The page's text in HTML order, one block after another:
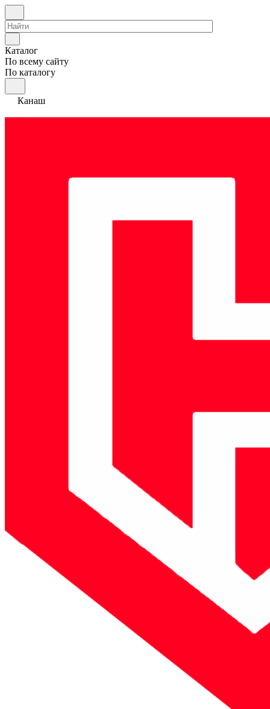
Каталог
По всему сайту
По каталогу
Канаш